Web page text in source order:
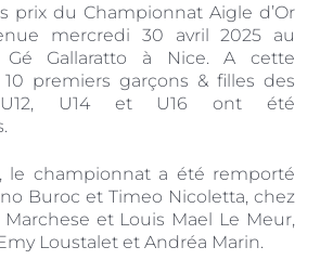
prix du Championnat Aigle d’Or
mercredi 30 avril 2025 au
Gé Gallaratto à Nice. A cette
10 premiers garçons & filles des
U12, U14 et U16 ont été
le championnat a été remporté
Buroc et Timeo Nicoletta, chez
Marchese et Louis Mael Le Meur,
Loustalet et Andréa Marin.